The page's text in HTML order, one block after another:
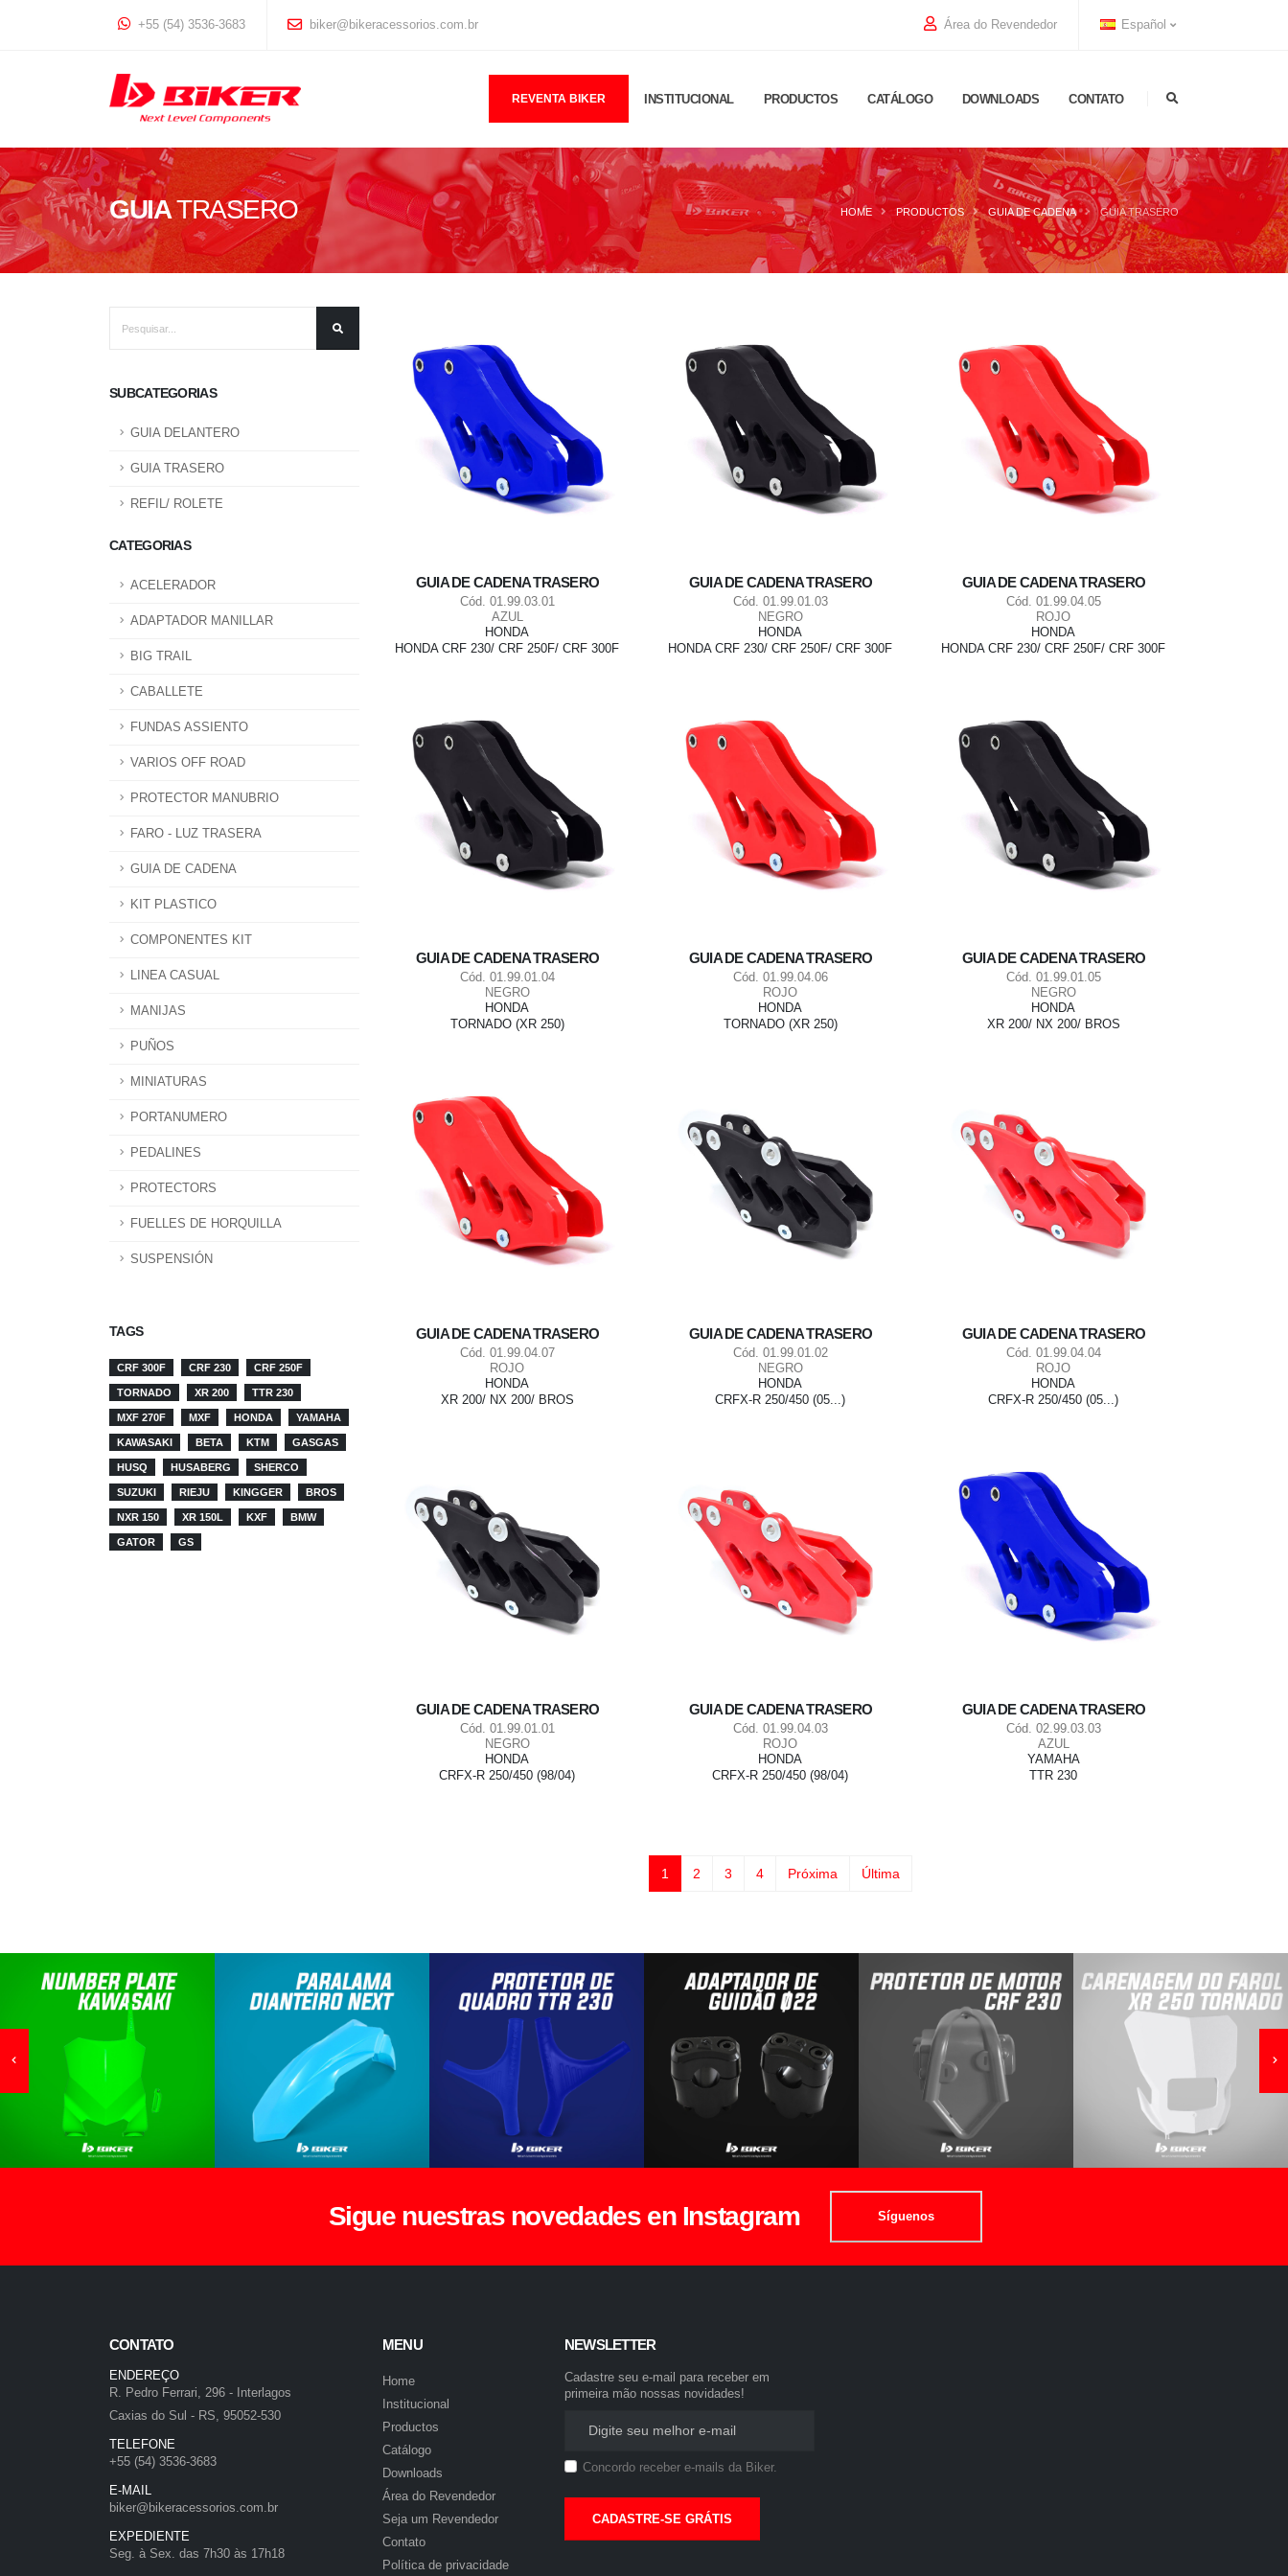
+55 (54) 3536-3683 biker@bikeracessorios.com.br Área do Revendedor Español
REVENTA BIKER INSTITUCIONAL PRODUCTOS CATÁLOGO DOWNLOADS CONTATO
GUIATRASERO HOME PRODUCTOS GUIA DE CADENA GUIA TRASERO
SUBCATEGORIAS
GUIA DELANTERO
GUIA TRASERO
REFIL/ ROLETE
CATEGORIAS
ACELERADOR
ADAPTADOR MANILLAR
BIG TRAIL
CABALLETE
FUNDAS ASSIENTO
VARIOS OFF ROAD
PROTECTOR MANUBRIO
FARO - LUZ TRASERA
GUIA DE CADENA
KIT PLASTICO
COMPONENTES KIT
LINEA CASUAL
MANIJAS
PUÑOS
MINIATURAS
PORTANUMERO
PEDALINES
PROTECTORS
FUELLES DE HORQUILLA
SUSPENSIÓN
TAGS
CRF 300F CRF 230 CRF 250F
TORNADO XR 200 TTR 230
MXF 270F MXF HONDA YAMAHA
KAWASAKI BETA KTM GASGAS
HUSQ HUSABERG SHERCO
SUZUKI RIEJU KINGGER BROS
NXR 150 XR 150L KXF BMW
GATOR GS
GUIA DE CADENA TRASERO
Cód. 01.99.03.01
AZUL
HONDA
HONDA CRF 230/ CRF 250F/ CRF 300F
GUIA DE CADENA TRASERO
Cód. 01.99.01.03
NEGRO
HONDA
HONDA CRF 230/ CRF 250F/ CRF 300F
GUIA DE CADENA TRASERO
Cód. 01.99.04.05
ROJO
HONDA
HONDA CRF 230/ CRF 250F/ CRF 300F
GUIA DE CADENA TRASERO
Cód. 01.99.01.04
NEGRO
HONDA
TORNADO (XR 250)
GUIA DE CADENA TRASERO
Cód. 01.99.04.06
ROJO
HONDA
TORNADO (XR 250)
GUIA DE CADENA TRASERO
Cód. 01.99.01.05
NEGRO
HONDA
XR 200/ NX 200/ BROS
GUIA DE CADENA TRASERO
Cód. 01.99.04.07
ROJO
HONDA
XR 200/ NX 200/ BROS
GUIA DE CADENA TRASERO
Cód. 01.99.01.02
NEGRO
HONDA
CRFX-R 250/450 (05...)
GUIA DE CADENA TRASERO
Cód. 01.99.04.04
ROJO
HONDA
CRFX-R 250/450 (05...)
GUIA DE CADENA TRASERO
Cód. 01.99.01.01
NEGRO
HONDA
CRFX-R 250/450 (98/04)
GUIA DE CADENA TRASERO
Cód. 01.99.04.03
ROJO
HONDA
CRFX-R 250/450 (98/04)
GUIA DE CADENA TRASERO
Cód. 02.99.03.03
AZUL
YAMAHA
TTR 230
1 2 3 4 Próxima Última
Sigue nuestras novedades en Instagram Síguenos
CONTATO
ENDEREÇO
R. Pedro Ferrari, 296 - Interlagos
Caxias do Sul - RS, 95052-530
TELEFONE
+55 (54) 3536-3683
E-MAIL
biker@bikeracessorios.com.br
EXPEDIENTE
Seg. à Sex. das 7h30 às 17h18
MENU
Home
Institucional
Productos
Catálogo
Downloads
Área do Revendedor
Seja um Revendedor
Contato
Política de privacidade
NEWSLETTER
Cadastre seu e-mail para receber em
primeira mão nossas novidades!
Concordo receber e-mails da Biker.
CADASTRE-SE GRÁTIS